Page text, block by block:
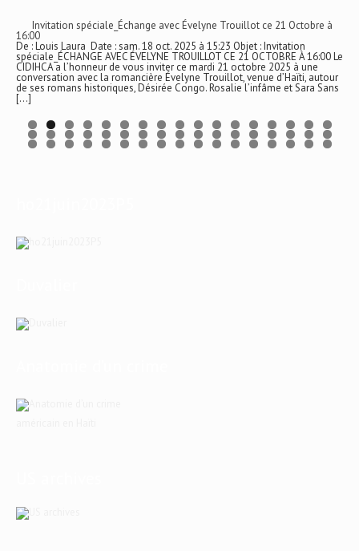
Invitation spéciale_Échange avec Évelyne Trouillot ce 21 Octobre à
16:00
De : Louis Laura Date : sam. 18 oct. 2025 à 15:23 Objet : Invitation
spéciale_ÉCHANGE AVEC ÉVELYNE TROUILLOT CE 21 OCTOBRE À 16:00 Le
CIDIHCA a l’honneur de vous inviter ce mardi 21 octobre 2025 à une
conversation avec la romancière Évelyne Trouillot, venue d’Haïti, autour
de ses romans historiques, Désirée Congo. Rosalie l’infâme et Sara Sans
[…]